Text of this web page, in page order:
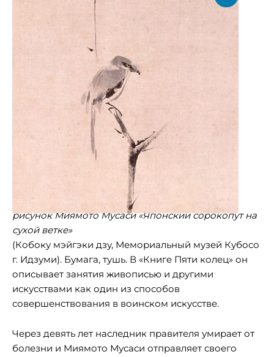
рисунок Миямото Мусаси «Японский сорокопут на
сухой ветке»
(Кобоку мэйгэки дзу, Мемориальный музей Кубосо
г. Идзуми). Бумага, тушь. В «Книге Пяти колец» он
описывает занятия живописью и другими
искусствами как один из способов
совершенствования в воинском искусстве.
Через девять лет наследник правителя умирает от
болезни и Миямото Мусаси отправляет своего